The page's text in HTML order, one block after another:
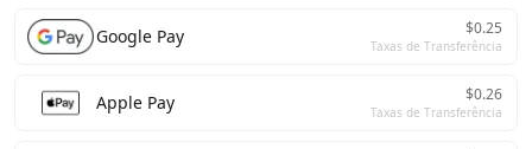
Google Pay $0.25
Taxas de Transferência
Apple Pay $0.26
Taxas de Transferência